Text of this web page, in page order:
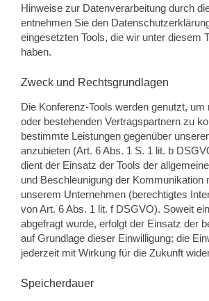
Hinweise zur Datenverarbeitung durch
entnehmen Sie den
eingesetzten Tools, die wir unter diesem
haben.
Zweck und Rechtsgrundlagen
Die Konferenz-Tools werden genutzt, um
oder bestehenden Vertragspartnern zu
bestimmte Leistungen gegenüber
anzubieten (Art. 6 Abs. 1 S. 1 lit. b
dient der Einsatz der Tools der
und Beschleunigung der Kommunikation
unserem Unternehmen (berechtigtes
von Art. 6 Abs. 1 lit. f DSGVO). Soweit
abgefragt wurde, erfolgt der Einsatz der
auf Grundlage dieser Einwilligung; die
jederzeit mit Wirkung für die Zukunft
Speicherdauer